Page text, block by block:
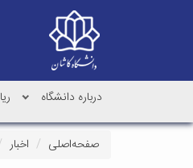
درباره دانشگاه
صفحه‌اصلی اخبار